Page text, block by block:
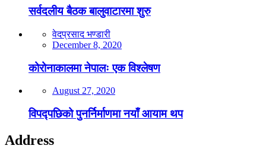
सर्वदलीय बैठक बालुवाटारमा शुरु
वेदप्रसाद भण्डारी
December 8, 2020
कोरोनाकालमा नेपालः एक विश्लेषण
August 27, 2020
विपद्पछिको पुनर्निर्माणमा नयाँ आयाम थप
Address